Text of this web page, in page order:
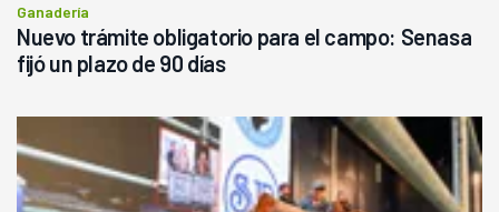
Ganadería
Nuevo trámite obligatorio para el campo: Senasa
fijó un plazo de 90 días